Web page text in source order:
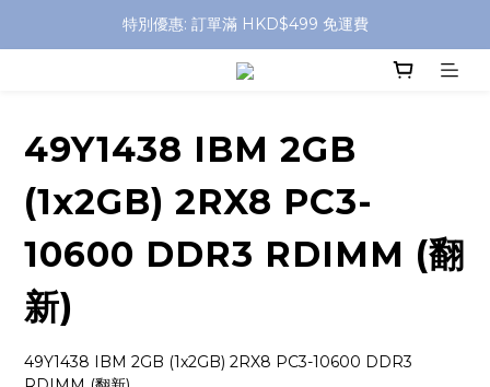
特別優惠: 訂單滿 HKD$499 免運費
特別優惠: 訂單滿 HKD$499 免運費
門店自取 任何消費免運費
49Y1438 IBM 2GB
(1x2GB) 2RX8 PC3-
10600 DDR3 RDIMM (翻
新)
49Y1438 IBM 2GB (1x2GB) 2RX8 PC3-10600 DDR3